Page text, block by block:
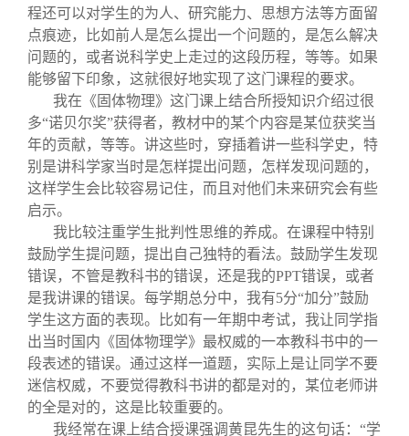
程还可以对学生的为人、研究能力、思想方法等方面留
点痕迹，比如前人是怎么提出一个问题的，是怎么解决
问题的，或者说科学史上走过的这段历程，等等。如果
能够留下印象，这就很好地实现了这门课程的要求。
我在《固体物理》这门课上结合所授知识介绍过很
多“诺贝尔奖”获得者，教材中的某个内容是某位获奖当
年的贡献，等等。讲这些时，穿插着讲一些科学史，特
别是讲科学家当时是怎样提出问题，怎样发现问题的，
这样学生会比较容易记住，而且对他们未来研究会有些
启示。
我比较注重学生批判性思维的养成。在课程中特别
鼓励学生提问题，提出自己独特的看法。鼓励学生发现
错误，不管是教科书的错误，还是我的PPT错误，或者
是我讲课的错误。每学期总分中，我有5分“加分”鼓励
学生这方面的表现。比如有一年期中考试，我让同学指
出当时国内《固体物理学》最权威的一本教科书中的一
段表述的错误。通过这样一道题，实际上是让同学不要
迷信权威，不要觉得教科书讲的都是对的，某位老师讲
的全是对的，这是比较重要的。
我经常在课上结合授课强调黄昆先生的这句话：“学